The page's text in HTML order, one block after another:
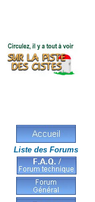
Liste des Forums